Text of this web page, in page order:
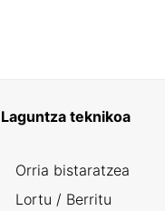
Laguntza teknikoa
Orria bistaratzea
Lortu / Berritu